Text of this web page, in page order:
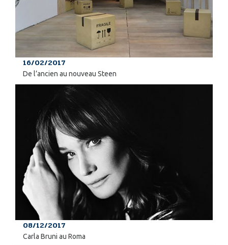
16/02/2017
De l’ancien au nouveau Steen
08/12/2017
Carla Bruni au Roma